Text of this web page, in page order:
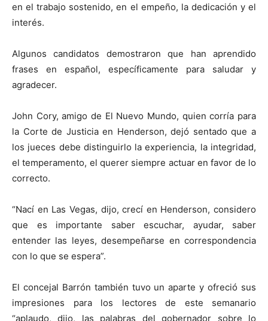
en el trabajo sostenido, en el empeño, la dedicación y el
interés.
Algunos candidatos demostraron que han aprendido
frases en español, específicamente para saludar y
agradecer.
John Cory, amigo de El Nuevo Mundo, quien corría para
la Corte de Justicia en Henderson, dejó sentado que a
los jueces debe distinguirlo la experiencia, la integridad,
el temperamento, el querer siempre actuar en favor de lo
correcto.
“Nací en Las Vegas, dijo, crecí en Henderson, considero
que es importante saber escuchar, ayudar, saber
entender las leyes, desempeñarse en correspondencia
con lo que se espera”.
El concejal Barrón también tuvo un aparte y ofreció sus
impresiones para los lectores de este semanario
“aplaudo, dijo, las palabras del gobernador sobre lo